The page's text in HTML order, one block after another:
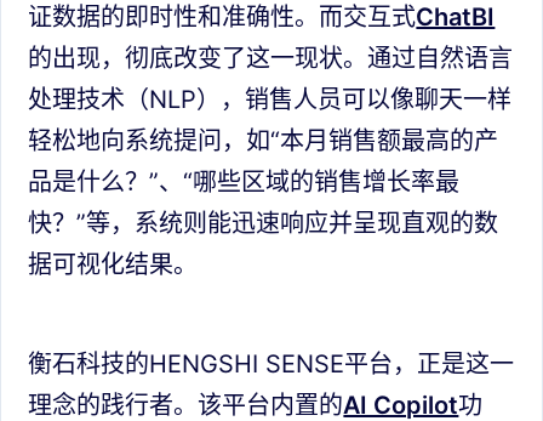
证数据的即时性和准确性。而交互式ChatBI
的出现，彻底改变了这一现状。通过自然语言
处理技术（NLP），销售人员可以像聊天一样
轻松地向系统提问，如“本月销售额最高的产
品是什么？”、“哪些区域的销售增长率最
快？”等，系统则能迅速响应并呈现直观的数
据可视化结果。
衡石科技的HENGSHI SENSE平台，正是这一
理念的践行者。该平台内置的AI Copilot功